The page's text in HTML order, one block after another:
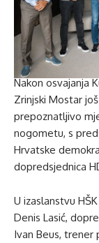
Nakon osvajanja
Zrinjski Mostar
prepoznatljivo
nogometu, s
Hrvatske
dopredsjednica
U izaslanstvu
Denis Lasić,
Ivan Beus, trener